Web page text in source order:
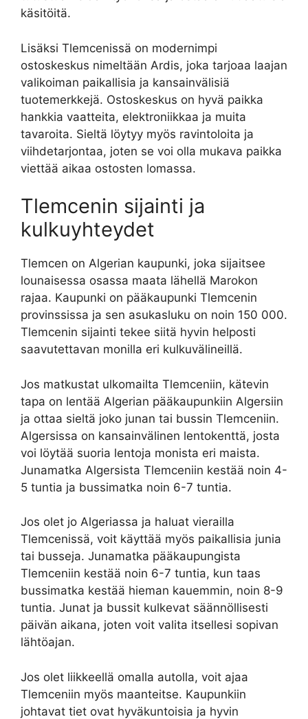
käsitöitä.
Lisäksi Tlemcenissä on modernimpi
ostoskeskus nimeltään Ardis, joka tarjoaa laajan
valikoiman paikallisia ja kansainvälisiä
tuotemerkkejä. Ostoskeskus on hyvä paikka
hankkia vaatteita, elektroniikkaa ja muita
tavaroita. Sieltä löytyy myös ravintoloita ja
viihdetarjontaa, joten se voi olla mukava paikka
viettää aikaa ostosten lomassa.
Tlemcenin sijainti ja
kulkuyhteydet
Tlemcen on Algerian kaupunki, joka sijaitsee
lounaisessa osassa maata lähellä Marokon
rajaa. Kaupunki on pääkaupunki Tlemcenin
provinssissa ja sen asukasluku on noin 150 000.
Tlemcenin sijainti tekee siitä hyvin helposti
saavutettavan monilla eri kulkuvälineillä.
Jos matkustat ulkomailta Tlemceniin, kätevin
tapa on lentää Algerian pääkaupunkiin Algersiin
ja ottaa sieltä joko junan tai bussin Tlemceniin.
Algersissa on kansainvälinen lentokenttä, josta
voi löytää suoria lentoja monista eri maista.
Junamatka Algersista Tlemceniin kestää noin 4-
5 tuntia ja bussimatka noin 6-7 tuntia.
Jos olet jo Algeriassa ja haluat vierailla
Tlemcenissä, voit käyttää myös paikallisia junia
tai busseja. Junamatka pääkaupungista
Tlemceniin kestää noin 6-7 tuntia, kun taas
bussimatka kestää hieman kauemmin, noin 8-9
tuntia. Junat ja bussit kulkevat säännöllisesti
päivän aikana, joten voit valita itsellesi sopivan
lähtöajan.
Jos olet liikkeellä omalla autolla, voit ajaa
Tlemceniin myös maanteitse. Kaupunkiin
johtavat tiet ovat hyväkuntoisia ja hyvin